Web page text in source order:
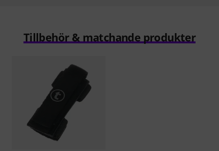
Tillbehör & matchande produkter